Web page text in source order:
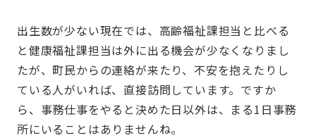
出生数が少ない現在では、高齢福祉課担当と比べる
と健康福祉課担当は外に出る機会が少なくなりまし
たが、町民からの連絡が来たり、不安を抱えたりし
ている人がいれば、直接訪問しています。ですか
ら、事務仕事をやると決めた日以外は、まる1日事務
所にいることはありませんね。